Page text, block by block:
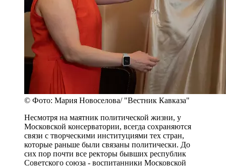
© Фото: Мария Новоселова/ "Вестник Кавказа"
Несмотря на маятник политической жизни, у
Московской консерватории, всегда сохраняются
связи с творческими институциями тех стран,
которые раньше были связаны политически. До
сих пор почти все ректоры бывших республик
Советского союза - воспитанники Московской